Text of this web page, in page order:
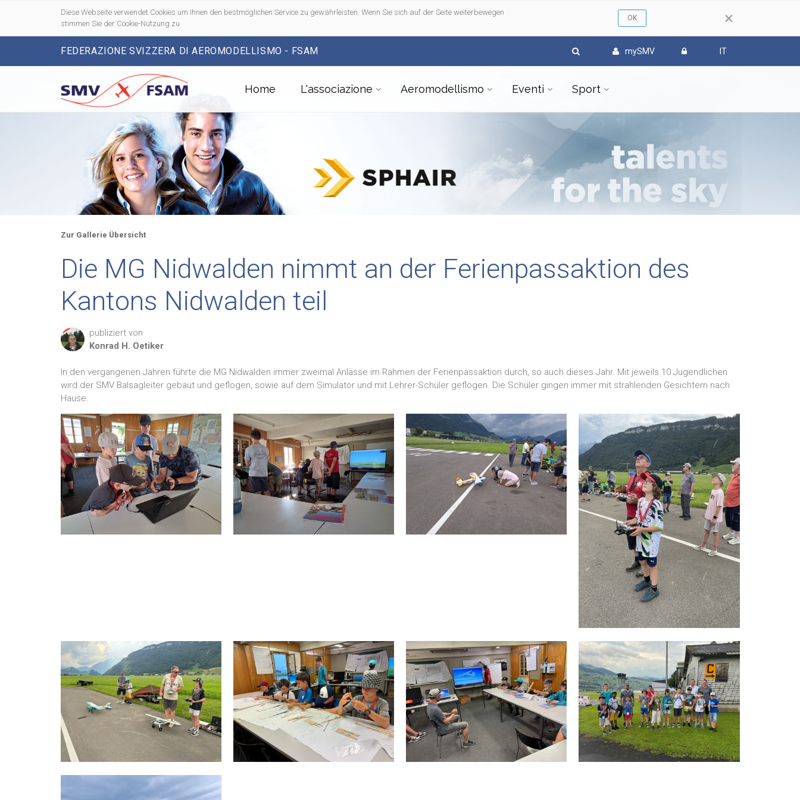
×
Diese Webseite verwendet Cookies um Ihnen den bestmöglichen Service zu gewährleisten. Wenn Sie sich auf der Seite weiterbewegen
stimmen Sie der Cookie-Nutzung zu
FEDERAZIONE SVIZZERA DI AEROMODELLISMO - FSAM mySMV IT
Home L'associazione Aeromodellismo Eventi Sport
Zur Gallerie Übersicht
Die MG Nidwalden nimmt an der Ferienpassaktion des
Kantons Nidwalden teil
publiziert von
Konrad H. Oetiker
In den vergangenen Jahren führte die MG Nidwalden immer zweimal Anlässe im Rahmen der Ferienpassaktion durch, so auch dieses Jahr. Mit jeweils 10 Jugendlichen
wird der SMV Balsagleiter gebaut und geflogen, sowie auf dem Simulator und mit Lehrer-Schüler geflogen. Die Schüler gingen immer mit strahlenden Gesichtern nach
Hause.